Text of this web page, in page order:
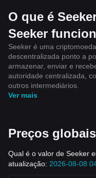
O que é
Seeker
Seeker é uma
descentralizada ponto a
armazenar, enviar e
autoridade centralizada,
outros intermediários.
Ver mais
Preços
Qual é o valor de Seeker
atualização: 2026-08-08